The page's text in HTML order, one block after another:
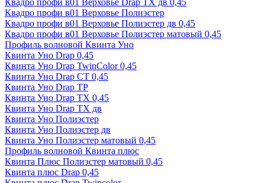
Квадро профи в01 Верховье Drap ТХ дв 0,45
Квадро профи в01 Верховье Полиэстер
Квадро профи в01 Верховье Полиэстер дв 0,45
Квадро профи в01 Верховье Полиэстер матовый 0,45
Профиль волновой Квинта Уно
Квинта Уно Drap 0,45
Квинта Уно Drap TwinColor 0,45
Квинта Уно Drap СТ 0,45
Квинта Уно Drap ТР
Квинта Уно Drap ТХ 0,45
Квинта Уно Drap ТХ дв
Квинта Уно Полиэстер
Квинта Уно Полиэстер дв
Квинта Уно Полиэстер матовый 0,45
Профиль волновой Квинта плюс
Квинта Плюс Полиэстер матовый 0,45
Квинта плюс Drap 0,45